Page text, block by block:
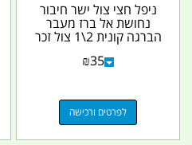
ניפל חצי צול ישר חיבור
נחושת אל ברז מעבר
הברגה קונית 2\1 צול זכר
לצינור זכר 8...
₪35
לפרטים ורכישה